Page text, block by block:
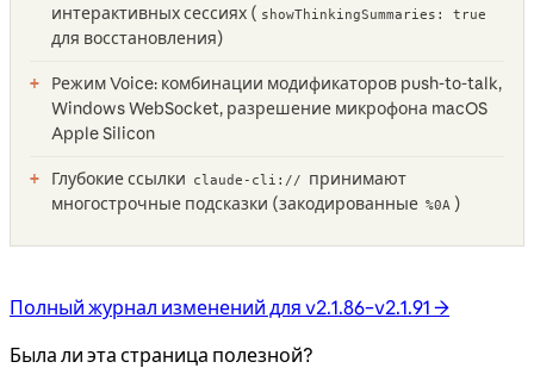
интерактивных сессиях ( showThinkingSummaries: true
для восстановления)
Режим Voice: комбинации модификаторов push-to-talk,
Windows WebSocket, разрешение микрофона macOS
Apple Silicon
Глубокие ссылки claude-cli://
принимают
многострочные подсказки (закодированные %0A )
Полный журнал изменений для v2.1.86–v2.1.91 →
Была ли эта страница полезной?